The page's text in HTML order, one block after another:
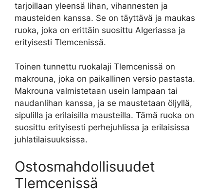
tarjoillaan yleensä lihan, vihannesten ja
mausteiden kanssa. Se on täyttävä ja maukas
ruoka, joka on erittäin suosittu Algeriassa ja
erityisesti Tlemcenissä.
Toinen tunnettu ruokalaji Tlemcenissä on
makrouna, joka on paikallinen versio pastasta.
Makrouna valmistetaan usein lampaan tai
naudanlihan kanssa, ja se maustetaan öljyllä,
sipulilla ja erilaisilla mausteilla. Tämä ruoka on
suosittu erityisesti perhejuhlissa ja erilaisissa
juhlatilaisuuksissa.
Ostosmahdollisuudet
Tlemcenissä